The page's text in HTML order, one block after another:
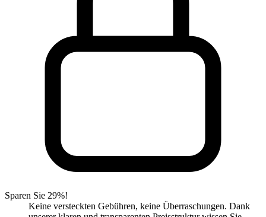
Sparen Sie 29%!
Keine versteckten Gebühren, keine Überraschungen. Dank